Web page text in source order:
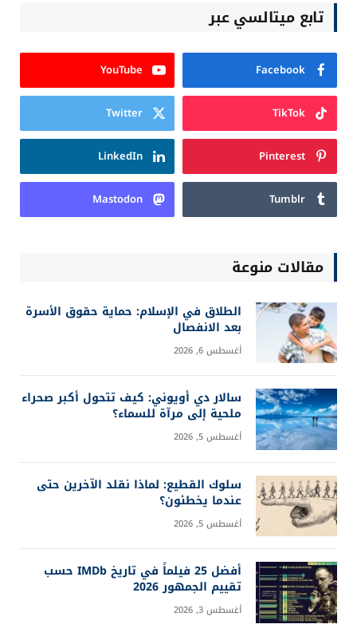
تابع ميتالسي عبر
Facebook
YouTube
TikTok
Twitter
Pinterest
LinkedIn
Tumblr
Mastodon
مقالات منوعة
الطلاق في الإسلام: حماية حقوق الأسرة
بعد الانفصال
أغسطس 6, 2026
سالار دي أويوني: كيف تتحول أكبر صحراء
ملحية إلى مرآة للسماء؟
أغسطس 5, 2026
سلوك القطيع: لماذا نقلد الآخرين حتى
عندما يخطئون؟
أغسطس 5, 2026
أفضل 25 فيلماً في تاريخ IMDb حسب
تقييم الجمهور 2026
أغسطس 3, 2026